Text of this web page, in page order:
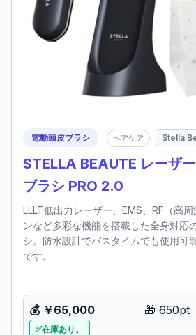
電動頭皮ブラシ ヘアケア Stella
STELLA BEAUTE レーザ
ブラシ PRO 2.0
LLLT低出力レーザー、EMS、RF（高
ンなど多彩な機能を搭載した全身対応
シ。防水設計でバスタイムでも使用可
です。
💰 ￥65,000 🎁 650pt
在庫あり。